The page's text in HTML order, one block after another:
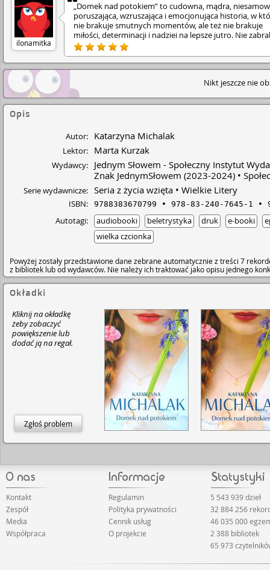
ilonamitka
„Domek nad potokiem” to cudowna, mądra,
poruszająca, wzruszająca i emocjonująca historia, w
nie brakuje smutnych momentów, ale też nie brakuje
miłości, determinacji i nadziei na lepsze jutro. Nie
też tajemnic i sekretów z przeszłości, które prędzej czy
później zawsze wychodzą na jaw. Bardzo polubiłam
głównych bohaterów - kibicowałam im do samego
pokochałam owczarka niemieckiego Aurę i spodobał
ten wiejski klimat. Książka jest niesamowicie
zacznie się czytać, to nie można skończyć. Bardzo
przyjemnie spędziłam z nią czas i jestem nią
Nikt jeszcze nie
Opis
Autor: Katarzyna Michalak
Lektor: Marta Kurzak
Wydawcy:
Jednym Słowem - Społeczny Instytut
Znak JednymSłowem (2023-2024)
Serie wydawnicze: Seria z życia wzięta Wielkie Litery
ISBN: 9788383670799 978-83-240-7645-1
Autotagi: audiobooki beletrystyka druk e-booki
wielka czcionka
Powyżej zostały przedstawione dane zebrane automatycznie z treści 7
z bibliotek lub od wydawców. Nie należy ich traktować jako opisu jednego
Okładki
Kliknij na okładkę
żeby zobaczyć
powiększenie lub
dodać ją na regał.
Zgłoś problem
Kontakt
Zespół
Media
Współpraca
Regulamin
Polityka prywatności
Cennik usług
O projekcie
5 543 939 dzieł
32 884 256
46 035 000
2 388 bibliotek
65 973